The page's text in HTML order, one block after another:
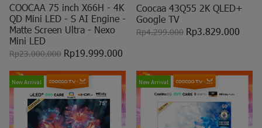
COOCAA 75 inch X66H - 4K
QD Mini LED - S AI Engine -
Matte Screen Ultra - Nexo
Mini LED
Rp23.000.000 Rp19.999.000
Coocaa 43Q55 2K QLED+
Google TV
Rp4.299.000 Rp3.829.000
New Arrival New Arrival